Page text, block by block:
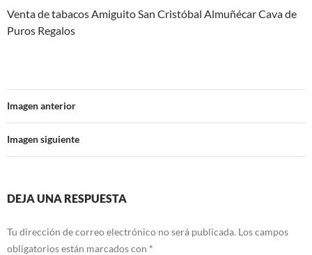
Venta de tabacos Amiguito San Cristóbal Almuñécar Cava de
Puros Regalos
Imagen anterior
Imagen siguiente
DEJA UNA RESPUESTA
Tu dirección de correo electrónico no será publicada. Los campos
obligatorios están marcados con *